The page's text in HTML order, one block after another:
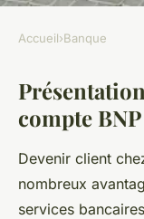
Création
Paribas:
conditions
Luna • 15 mars 2025•
Accueil›Banque
compte
Devenir client
nombreux
services